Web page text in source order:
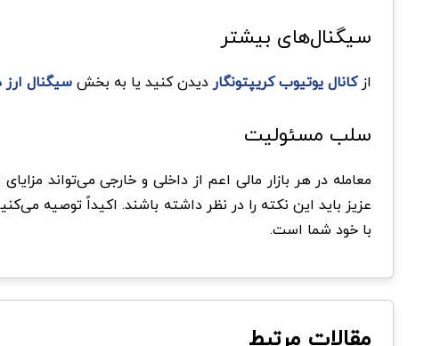
سیگنال‌های بیشتر
ازکانال یوتیوب کریپتونگاردیدن کنید یا به بخشسیگنال‌
سلب مسئولیت
معامله در هر بازار مالی اعم از داخلی و خارجی می‌تواند
عزیز باید این نکته را در نظر داشته باشند. اکیداً توصیه
با خود شما است.
مقالات مرتبط